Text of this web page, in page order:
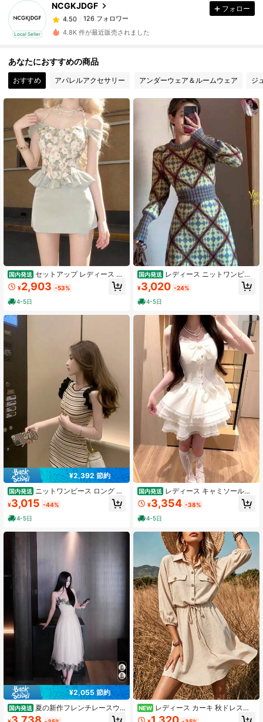
Local Seller
NCGKJDGF
4.50
126 フォロワー
m***8
は1日前に購入しました
4.50 126 フォロワー
126 フォロワー
4.50 126 フォロワー
126 フォロワー
126 フォロワー
4.50 126 フォロワー
フォロー
4.8K 件が最近販売されました
あなたにおすすめの商品
おすすめ アパレルアクセサリー アンダーウェア＆ルームウェア ジ
国内発送 セットアップ レディース 花
柄 コルセット ビスチェ オフショル
ペプラム フリル トップス ミニスカ
ート ハイウエスト 2点セット フレン
チガーリー フェミニン 大人可愛い
上品 着痩せ 華奢見え 脚長効果 デー
ト
¥2,903 -53%
4-5日
¥2,392 節約
国内発送 ニットワンピース ロング タ
イト ボーダー柄 サマーニット レデ
ィース フリルスリーブ バイカラー
フレンチスリーブ 着痩せ 細見え 骨
格ウェーブ 美ライン きれいめ 大人
可愛い デート お呼ばれ オフィスカ
¥3,015 -44%
4-5日
¥2,055 節約
国内発送 夏の新作フレンチレースウ
エストシェイプスリムキャミソール
国内発送 レディース ニットワンピー
ス 長袖 アーガイル柄 幾何学柄 クル
ーネック ウエストマーク 着痩せ 脚
長効果 骨格ウェーブ ミモレ丈 リブ
ニット レトロ 大人可愛い フェミニ
ン デート クリスマス 女子会 お呼ば
れ 秋 冬
¥3,020 -24%
4-5日
国内発送 レディース キャミソールワ
ンピース ミニワンピ ティアード ノ
ースリーブ レース フリル リボン ハ
イウエスト Aライン フレンチガーリ
ー 量産型 お嬢様 大人可愛い 着痩せ
脚長効果 デート 女子会 春夏 ホワイ
¥3,354 -38%
4-5日
NEW レディース カーキ 秋ドレス、
ホリデーアウトフィット、フェステ